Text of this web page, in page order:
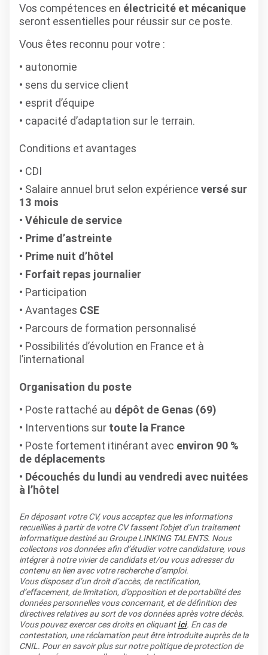
Vos compétences en électricité et mécanique
seront essentielles pour réussir sur ce poste.
Vous êtes reconnu pour votre :
autonomie
sens du service client
esprit d’équipe
capacité d’adaptation sur le terrain.
Conditions et avantages
CDI
Salaire annuel brut selon expérience versé sur
13 mois
Véhicule de service
Prime d’astreinte
Prime nuit d’hôtel
Forfait repas journalier
Participation
Avantages CSE
Parcours de formation personnalisé
Possibilités d’évolution en France et à
l’international
Organisation du poste
Poste rattaché au dépôt de Genas (69)
Interventions sur toute la France
Poste fortement itinérant avec environ 90 %
de déplacements
Découchés du lundi au vendredi avec nuitées
à l’hôtel
En déposant votre CV, vous acceptez que les informations
recueillies à partir de votre CV fassent l’objet d’un traitement
informatique destiné au Groupe LINKING TALENTS. Nous
collectons vos données afin d’étudier votre candidature, vous
intégrer à notre vivier de candidats et/ou vous adresser du
contenu en lien avec votre recherche d’emploi.
Vous disposez d’un droit d’accès, de rectification,
d’effacement, de limitation, d’opposition et de portabilité des
données personnelles vous concernant, et de définition des
directives relatives au sort de vos données après votre décès.
Vous pouvez exercer ces droits en cliquantici. En cas de
contestation, une réclamation peut être introduite auprès de la
CNIL. Pour en savoir plus sur notre politique de protection de